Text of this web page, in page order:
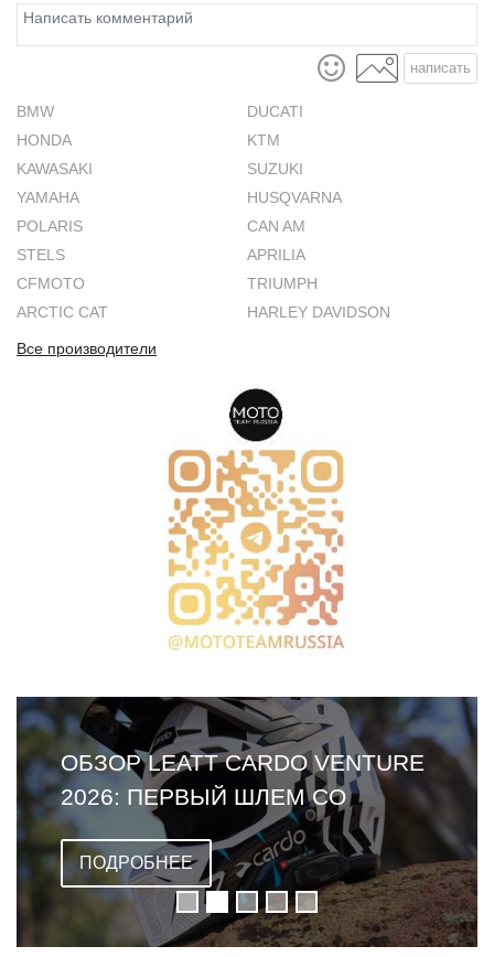
написать
BMW
DUCATI
HONDA
KTM
KAWASAKI
SUZUKI
YAMAHA
HUSQVARNA
POLARIS
CAN AM
STELS
APRILIA
CFMOTO
TRIUMPH
ARCTIC CAT
HARLEY DAVIDSON
Все производители
ОБЗОР LEATT CARDO VENTURE
2026: ПЕРВЫЙ ШЛЕМ СО
ВСТРОЕННОЙ ГАРНИТУРОЙ
ПОДРОБНЕЕ